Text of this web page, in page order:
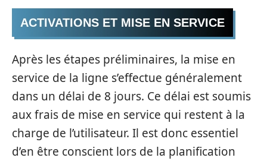
ACTIVATIONS ET MISE EN SERVICE
Après les étapes préliminaires, la mise en
service de la ligne s’effectue généralement
dans un délai de 8 jours. Ce délai est soumis
aux frais de mise en service qui restent à la
charge de l’utilisateur. Il est donc essentiel
d’en être conscient lors de la planification